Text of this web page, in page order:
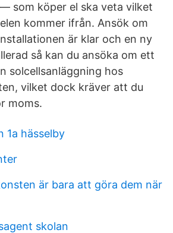
som köper el ska veta vilket
kommer ifrån. Ansök om
är klar och en ny
så kan du ansöka om ett
solcellsanläggning hos
vilket dock kräver att du
moms.
1a hässelby
är bara att göra dem när
skolan